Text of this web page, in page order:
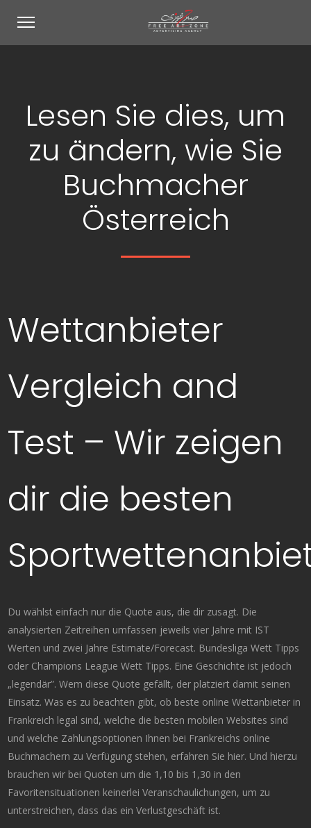
Lesen Sie dies, um
zu ändern, wie Sie
Buchmacher
Österreich
Wettanbieter
Vergleich and
Test – Wir zeigen
dir die besten
Du wählst einfach nur die Quote aus, die dir zusagt. Die
analysierten Zeitreihen umfassen jeweils vier Jahre mit IST
Werten und zwei Jahre Estimate/Forecast. Bundesliga Wett Tipps
oder Champions League Wett Tipps. Eine Geschichte ist jedoch
„legendär”. Wem diese Quote gefällt, der platziert damit seinen
Einsatz. Was es zu beachten gibt, ob beste online Wettanbieter in
Frankreich legal sind, welche die besten mobilen Websites sind
und welche Zahlungsoptionen Ihnen bei Frankreichs online
Buchmachern zu Verfügung stehen, erfahren Sie hier. Und hierzu
brauchen wir bei Quoten um die 1,10 bis 1,30 in den
Favoritensituationen keinerlei Veranschaulichungen, um zu
unterstreichen, dass das ein Verlustgeschäft ist.